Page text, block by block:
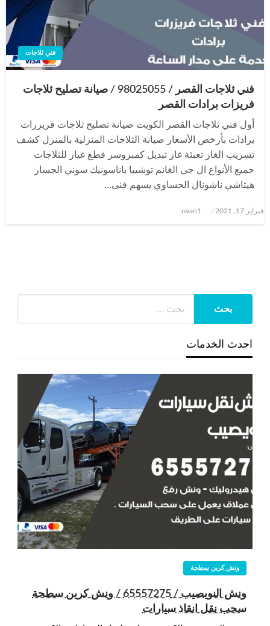
فني ثلاجات
فني ثلاجات القصر / 98025055 / صيانة تصليح ثلاجات
فريزات برادات القصر
أول فني ثلاجات القصر الكويت صيانة تصليح ثلاجات فريزرات
برادات بأرخص الأسعار صيانة الثلاجات المنزلية بالمنزل كشف
تسريب الغاز تعبئة غاز تبديل كمبروسر قطع غيار للثلاجات
جميع الأنواع ال جي الغانم توشيبا باناسونيك سوني الجسار
هيتاشي ناشونال الحساوي يسهم فنى…
نُشر
فبراير 17, 2021 rwan1
احدث الخدمات
ونش كرين سطحة
ونش النويصيب / 65557275 / ونش كرين سطحة
سحب نقل انقاذ سيارات